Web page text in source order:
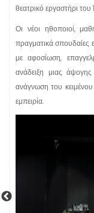
θεατρικό εργαστήρι του 1
Οι νέοι ηθοποιοί,
πραγματικά σπουδαίες
με αφοσίωση,
ανάδειξη μιας
ανάγνωση του
εμπειρία.